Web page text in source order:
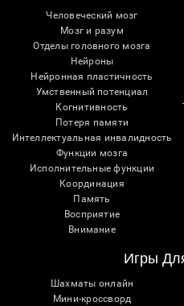
Человеческий мозг
Мозг и разум
Отделы головного мозга
Нейроны
Нейронная пластичность
Умственный потенциал
Когнитивность
Потеря памяти
Интеллектуальная инвалидность
Функции мозга
Исполнительные функции
Координация
Память
Восприятие
Внимание
Игры
Шахматы онлайн
Мини-кроссворд